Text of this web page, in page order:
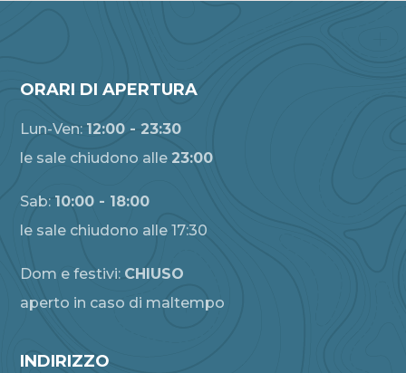
ORARI DI APERTURA
Lun-Ven: 12:00 - 23:30
le sale chiudono alle 23:00
Sab: 10:00 - 18:00
le sale chiudono alle 17:30
Dom e festivi: CHIUSO
aperto in caso di maltempo
INDIRIZZO